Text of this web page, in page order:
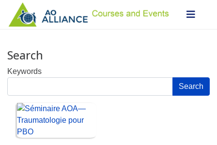
Search
Keywords
Search